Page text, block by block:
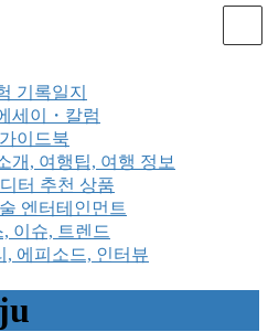
기록일지
세이・칼럼
이드북
개, 여행팁, 여행 정보
터 추천 상품
엔터테인먼트
이슈, 트렌드
, 에피소드, 인터뷰